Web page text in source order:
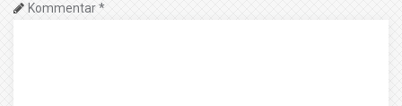
Kommentar*